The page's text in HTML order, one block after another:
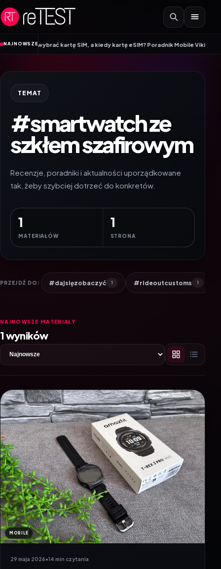
Przejdź do treści
NAJNOWSZE
wybrać kartę SIM, a kiedy kartę eSIM? Poradnik Mobile Vikings•
TEMAT
#smartwatch ze
szkłem szafirowym
Recenzje, poradniki i aktualności uporządkowane
tak, żeby szybciej dotrzeć do konkretów.
1
MATERIAŁÓW
1
STRONA
PRZEJDŹ DO: #dajsięzobaczyć 1 #rideoutcustoms 1
NAJNOWSZE MATERIAŁY
1 wyników
MOBILE
29 maja 2026•14 min czytania